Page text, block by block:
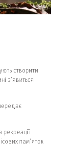
створити
з’явиться
рекреації
пам’яток